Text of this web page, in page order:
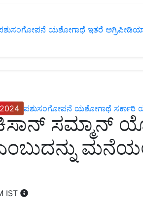
ಯಶೋಗಾಥೆ ಇತರೆ
ಪಶುಸಂಗೋಪನೆ ಯಶೋಗಾಥೆ ಸರ್ಕಾರಿ
ಸಮ್ಮಾನ್
IST